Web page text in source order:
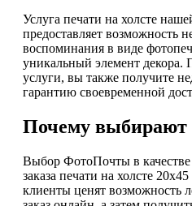
Услуга печати на холсте
предоставляет возможность
воспоминания в виде
уникальный элемент декора.
услуги, вы также получите
гарантию своевременной
Почему
Выбор ФотоПочты в
заказа печати на холсте
клиенты ценят возможность